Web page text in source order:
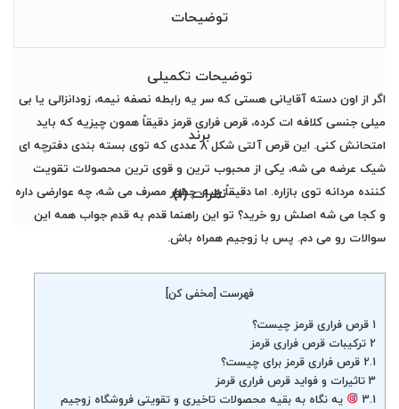
توضیحات
توضیحات تکمیلی
برند
نظرات (1)
اگر از اون دسته آقایانی هستی که سر یه رابطه نصفه نیمه، زودانزالی یا بی
میلی جنسی کلافه ات کرده، قرص فراری قرمز دقیقاً همون چیزیه که باید
امتحانش کنی. این قرص آلتی شکل ۸ عددی که توی بسته بندی دفترچه ای
شیک عرضه می شه، یکی از محبوب ترین و قوی ترین محصولات تقویت
کننده مردانه توی بازاره. اما دقیقاً چیه، چطور مصرف می شه، چه عوارضی داره
و کجا می شه اصلش رو خرید؟ تو این راهنما قدم به قدم جواب همه این
سوالات رو می دم. پس با زوجیم همراه باش.
فهرست [مخفی کن]
1 قرص فراری قرمز چیست؟
2 ترکیبات قرص فراری قرمز
2.1 قرص فراری قرمز برای چیست؟
3 تاثیرات و فواید قرص فراری قرمز
3.1
یه نگاه به بقیه محصولات تاخیری و تقویتی فروشگاه زوجیم